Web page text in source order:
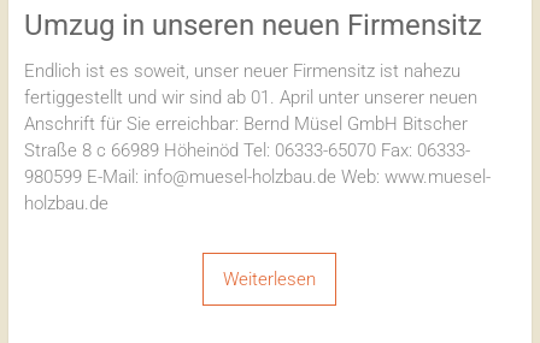
Umzug in unseren neuen Firmensitz
Endlich ist es soweit, unser neuer Firmensitz ist nahezu
fertiggestellt und wir sind ab 01. April unter unserer neuen
Anschrift für Sie erreichbar: Bernd Müsel GmbH Bitscher
Straße 8 c 66989 Höheinöd Tel: 06333-65070 Fax: 06333-
980599 E-Mail: info@muesel-holzbau.de Web: www.muesel-
holzbau.de
Weiterlesen